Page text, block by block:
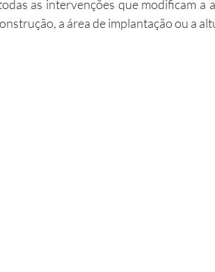
Imobiliário Alojamento Local
as intervenções que modificam a
a área de implantação ou a